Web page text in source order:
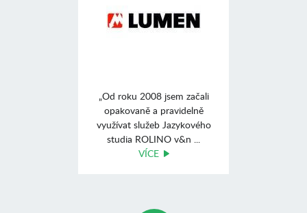
„Od roku 2008 jsem začali
opakovaně a pravidelně
využívat služeb Jazykového
studia ROLINO v&n ...
VÍCE